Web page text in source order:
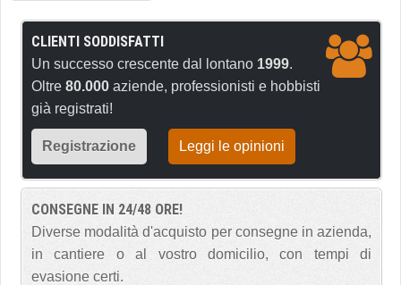
CLIENTI SODDISFATTI
Un successo crescente dal lontano 1999.
Oltre 80.000 aziende, professionisti e hobbisti
già registrati!
Registrazione Leggi le opinioni
CONSEGNE IN 24/48 ORE!
Diverse modalità d'acquisto per consegne in azienda,
in cantiere o al vostro domicilio, con tempi di
evasione certi.